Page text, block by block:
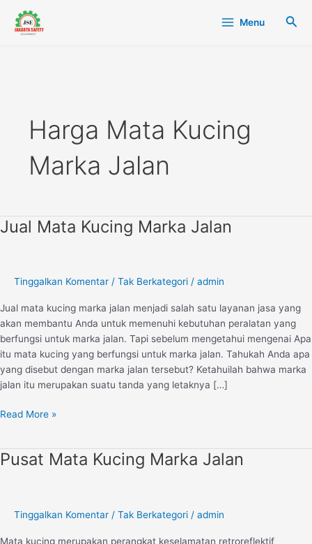
konten
Menu Cari
Harga Mata Kucing
Marka Jalan
Jual Mata Kucing Marka Jalan
Tinggalkan Komentar / Tak Berkategori / admin
Jual mata kucing marka jalan menjadi salah satu layanan jasa yang
akan membantu Anda untuk memenuhi kebutuhan peralatan yang
berfungsi untuk marka jalan. Tapi sebelum mengetahui mengenai Apa
itu mata kucing yang berfungsi untuk marka jalan. Tahukah Anda apa
yang disebut dengan marka jalan tersebut? Ketahuilah bahwa marka
jalan itu merupakan suatu tanda yang letaknya […]
Jual
Jalan
Read More »
Pusat Mata Kucing Marka Jalan
Tinggalkan Komentar / Tak Berkategori / admin
Mata kucing merupakan perangkat keselamatan retroreflektif
Pusat
Jalan